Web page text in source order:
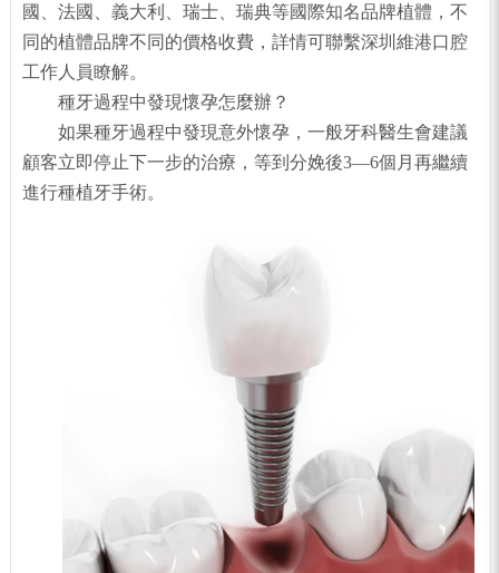
國、法國、義大利、瑞士、瑞典等國際知名品牌植體，不
同的植體品牌不同的價格收費，詳情可聯繫深圳維港口腔
工作人員瞭解。
種牙過程中發現懷孕怎麼辦？
如果種牙過程中發現意外懷孕，一般牙科醫生會建議
顧客立即停止下一步的治療，等到分娩後3—6個月再繼續
進行種植牙手術。